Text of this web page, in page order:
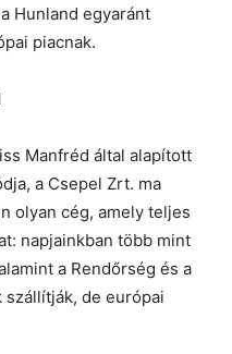
Hunland egyaránt
piacnak.
Manfréd által alapított
a Csepel Zrt. ma
olyan cég, amely teljes
napjainkban több mint
a Rendőrség és a
szállítják, de európai